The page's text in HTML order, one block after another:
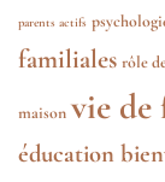
parents actifs
familiales rôle
maison vie
éducation